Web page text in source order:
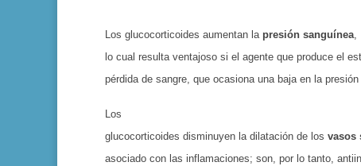
Los glucocorticoides aumentan la presión sanguínea,
lo cual re­sulta ventajoso si el agente que pro­duce el
pérdida de sangre, que ocasiona una baja en la
Los
glucocorticoides disminuyen la dilatación de los va­sos
asociado con las inflamaciones; son, por lo tanto,